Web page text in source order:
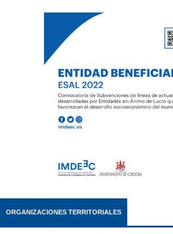
ORGANIZACIONES TERRITORIALES